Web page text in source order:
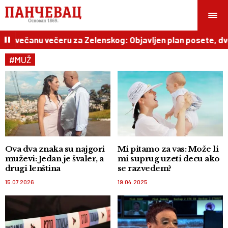
svečanu večeru za Zelenskog: Objavljen plan posete,
#MUŽ
Ova dva znaka su najgori
muževi: Jedan je švaler, a
drugi lenština
15.07.2026
Mi pitamo za vas: Može li
mi suprug uzeti decu ako
se razvedem?
19.04.2025